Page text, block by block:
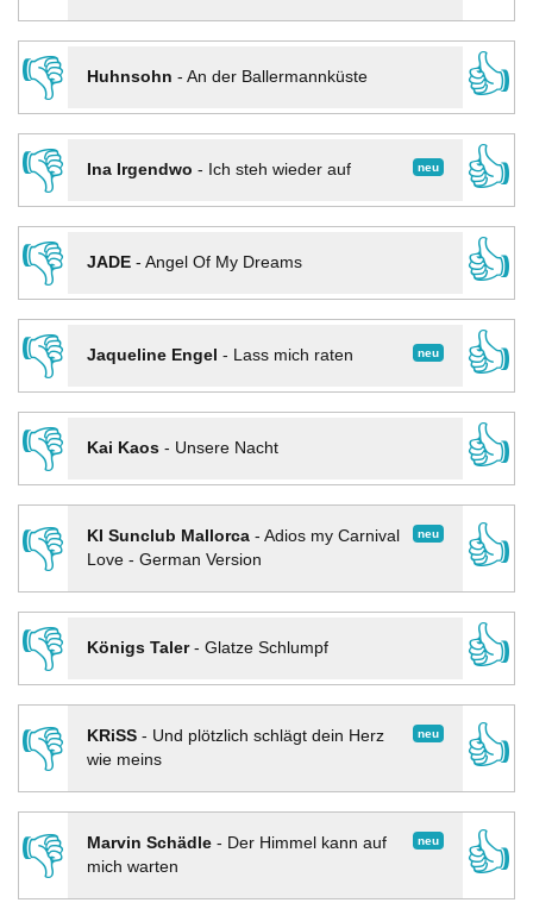
👎
Huhnsohn - An der Ballermannküste
👍
👎
neu
Ina Irgendwo - Ich steh wieder auf
👍
👎
JADE- Angel Of My Dreams
👍
👎
neu
Jaqueline Engel - Lass mich raten
👍
👎
Kai Kaos- Unsere Nacht
👍
👎
neu
KI Sunclub Mallorca- Adios my Carnival
Love - German Version
👍
👎
Königs Taler- Glatze Schlumpf
👍
👎
neu
KRiSS- Und plötzlich schlägt dein Herz
wie meins
👍
👎 neu
Marvin Schädle- Der Himmel kann auf
mich warten
👍